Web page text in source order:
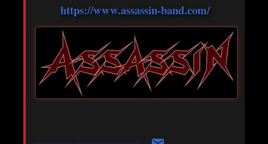
https://www.assassin-band.com/